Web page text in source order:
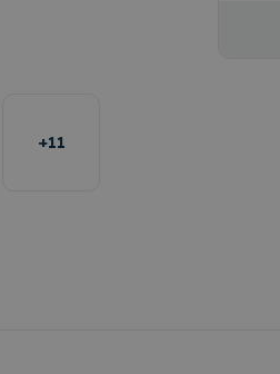
+11